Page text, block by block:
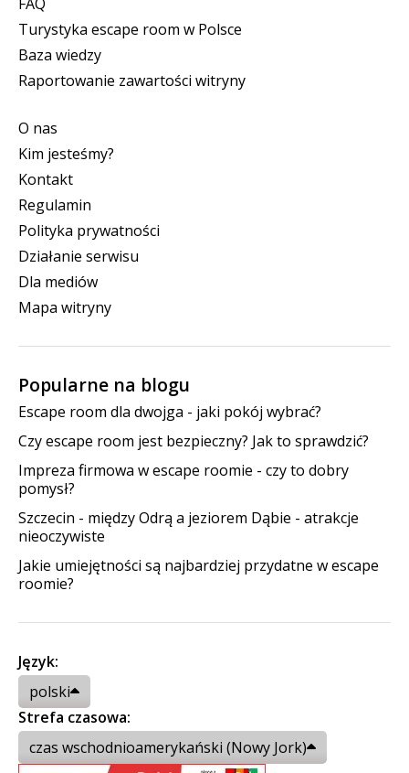
Turystyka escape room w Polsce
Baza wiedzy
Raportowanie zawartości witryny
O nas
Kim jesteśmy?
Kontakt
Regulamin
Polityka prywatności
Działanie serwisu
Dla mediów
Mapa witryny
Popularne na blogu
Escape room dla dwojga - jaki pokój wybrać?
Czy escape room jest bezpieczny? Jak to sprawdzić?
Impreza firmowa w escape roomie - czy to dobry
pomysł?
Szczecin - między Odrą a jeziorem Dąbie - atrakcje
nieoczywiste
Jakie umiejętności są najbardziej przydatne w escape
roomie?
Język:
polski
Strefa czasowa:
czas wschodnioamerykański (Nowy Jork)